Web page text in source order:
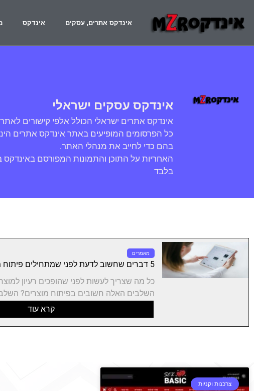
אינדקס אתרים, עסקים אינדקס
אינדקס עסקים ישראלי
אינדקס אתרים ישראלי הכולל אלפי קישורים
כל הפרסומים המופיעים באתר אינדקס אתרים
בהם כדי לחייב את מנהלי האתר.
האחריות על התוכן והתמונות המפורסם
בלבד
מאמרים
5 דברים שחשוב לדעת לפני שמתחילים פיתוח מוצר חדש
כל מה שצריך לעשות לפני שהופכים רעיון
השלבים האלה חשובים בפיתוח מוצרים?
קרא עוד
צרכנות וקניות